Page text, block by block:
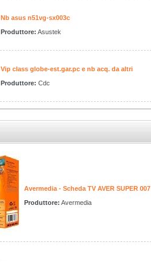
Nb asus n51vg-sx003c
Produttore: Asustek
Vip class globe-est.gar.pc e nb acq. da altri
Produttore: Cdc
Avermedia - Scheda TV AVER SUPER 007
Produttore: Avermedia